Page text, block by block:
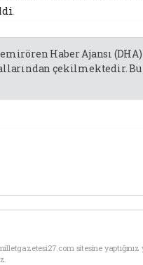
Haber Ajansı
çekilmektedir.
sitesine